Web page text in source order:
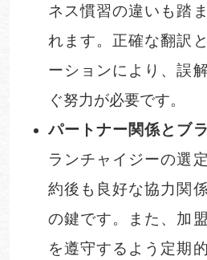
ネス慣習の違いも踏
れます。正確な翻訳
ーションにより、誤
ぐ努力が必要です。
パートナー関係とブ
ランチャイジーの選
約後も良好な協力関
の鍵です。また、加
を遵守するよう定期